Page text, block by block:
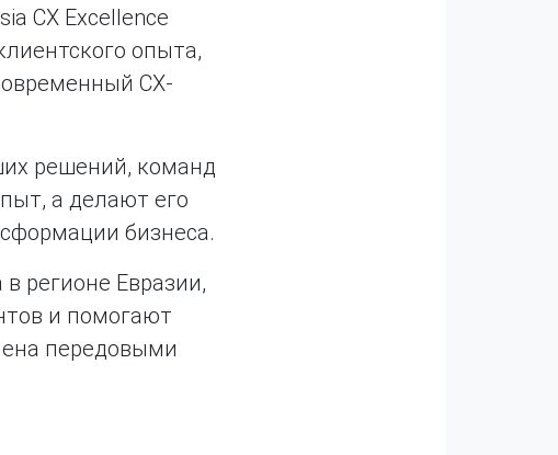
CX Excellence
опыта,
CX-
решений, команд
а делают его
бизнеса.
регионе Евразии,
и помогают
передовыми